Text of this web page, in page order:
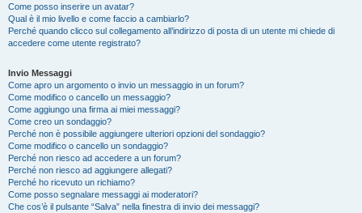
Come posso inserire un avatar?
Qual è il mio livello e come faccio a cambiarlo?
Perché quando clicco sul collegamento all’indirizzo di posta di un utente mi chiede di
accedere come utente registrato?
Invio Messaggi
Come apro un argomento o invio un messaggio in un forum?
Come modifico o cancello un messaggio?
Come aggiungo una firma ai miei messaggi?
Come creo un sondaggio?
Perché non è possibile aggiungere ulteriori opzioni del sondaggio?
Come modifico o cancello un sondaggio?
Perché non riesco ad accedere a un forum?
Perché non riesco ad aggiungere allegati?
Perché ho ricevuto un richiamo?
Come posso segnalare messaggi ai moderatori?
Che cos’è il pulsante “Salva” nella finestra di invio dei messaggi?